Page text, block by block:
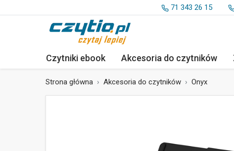
71 343 26 15
Czytniki ebook Akcesoria do czytników
Strona główna Akcesoria do czytników Onyx